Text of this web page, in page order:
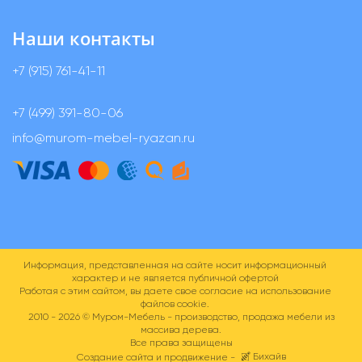
Наши контакты
+7 (915) 761-41-11
+7 (499) 391-80-06
info@murom-mebel-ryazan.ru
Информация, представленная на сайте носит информационный
характер и не является публичной офертой
Работая с этим сайтом, вы даете свое согласие на использование
файлов cookie.
2010 - 2026 ©Муром-Мебель - производство, продажа мебели из
массива дерева.
Все права защищены
Создание сайта и продвижение -
Бихайв